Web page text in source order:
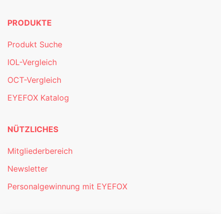
PRODUKTE
Produkt Suche
IOL-Vergleich
OCT-Vergleich
EYEFOX Katalog
NÜTZLICHES
Mitgliederbereich
Newsletter
Personalgewinnung mit EYEFOX